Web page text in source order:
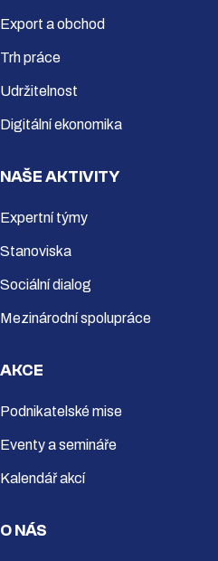
Export a obchod
Trh práce
Udržitelnost
Digitální ekonomika
NAŠE AKTIVITY
Expertní týmy
Stanoviska
Sociální dialog
Mezinárodní spolupráce
AKCE
Podnikatelské mise
Eventy a semináře
Kalendář akcí
O NÁS